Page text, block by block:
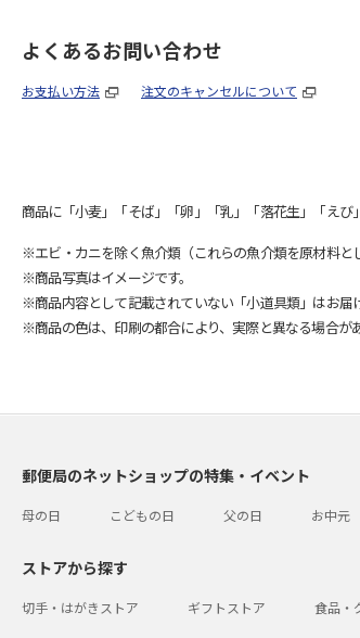
よくあるお問い合わせ
お支払い方法 注文のキャンセルについて
商品に「小麦」「そば」「卵」「乳」「落花生」「えび
※エビ・カニを除く魚介類（これらの魚介類を原材料と
※商品写真はイメージです。
※商品内容として記載されていない「小道具類」はお届
※商品の色は、印刷の都合により、実際と異なる場合が
郵便局のネットショップの特集・イベント
母の日 こどもの日 父の日 お中元
ストアから探す
切手・はがきストア ギフトストア 食品・